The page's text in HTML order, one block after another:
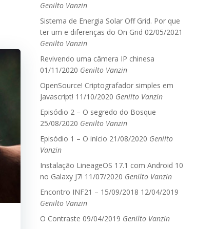
Genilto Vanzin
Sistema de Energia Solar Off Grid. Por que
ter um e diferenças do On Grid 02/05/2021
Genilto Vanzin
Revivendo uma câmera IP chinesa
01/11/2020 Genilto Vanzin
OpenSource! Criptografador simples em
Javascript! 11/10/2020 Genilto Vanzin
Episódio 2 – O segredo do Bosque
25/08/2020 Genilto Vanzin
Episódio 1 – O início 21/08/2020 Genilto
Vanzin
Instalação LineageOS 17.1 com Android 10
no Galaxy J7! 11/07/2020 Genilto Vanzin
Encontro INF21 – 15/09/2018 12/04/2019
Genilto Vanzin
O Contraste 09/04/2019 Genilto Vanzin